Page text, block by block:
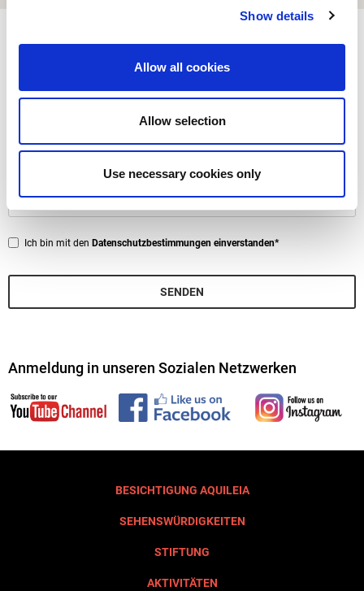
Show details
Allow all cookies
Allow selection
Use necessary cookies only
Sie erhalten Informationen zu Ausstellungen und Veranstaltungen in
Vorname
Email
*
PrivacyIch bin mit den Datenschutzbestimmungen einverstanden*
SENDEN
Anmeldung in unseren Sozialen Netzwerken
BESICHTIGUNG AQUILEIA
SEHENSWÜRDIGKEITEN
STIFTUNG
AKTIVITÄTEN